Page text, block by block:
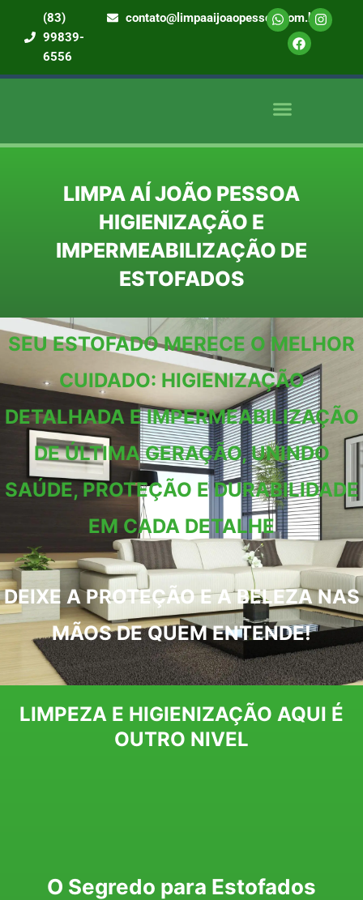
(83)
99839-
6556
contato@limpaaijoaopessoa.com.br
W
h
a
p
I
n
g
F
a
c
e
o
LIMPA AÍ JOÃO PESSOA
HIGIENIZAÇÃO E
IMPERMEABILIZAÇÃO DE
ESTOFADOS
SEU ESTOFADO MERECE O MELHOR
CUIDADO: HIGIENIZAÇÃO
DETALHADA E IMPERMEABILIZAÇÃO
DE ÚLTIMA GERAÇÃO, UNINDO
SAÚDE, PROTEÇÃO E DURABILIDADE
EM CADA DETALHE
DEIXE A PROTEÇÃO E A BELEZA NAS
MÃOS DE QUEM ENTENDE!
LIMPEZA E HIGIENIZAÇÃO AQUI É
OUTRO NIVEL
O Segredo para Estofados